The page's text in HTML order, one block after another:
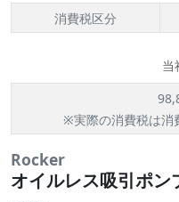
消費税区分
当
※実際の消費税は消
Rocker
オイルレス吸引ポ